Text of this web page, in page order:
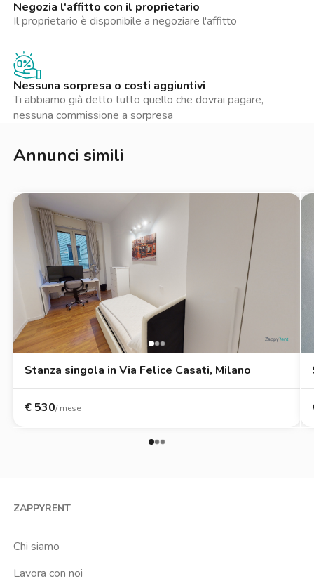
Negozia l'affitto con il proprietario
Il proprietario è disponibile a negoziare l'affitto
Nessuna sorpresa o costi aggiuntivi
Ti abbiamo già detto tutto quello che dovrai pagare,
nessuna commissione a sorpresa
Annunci simili
Stanza singola in Via Felice Casati, Milano
€ 530/ mese
ZAPPYRENT
Chi siamo
Lavora con noi